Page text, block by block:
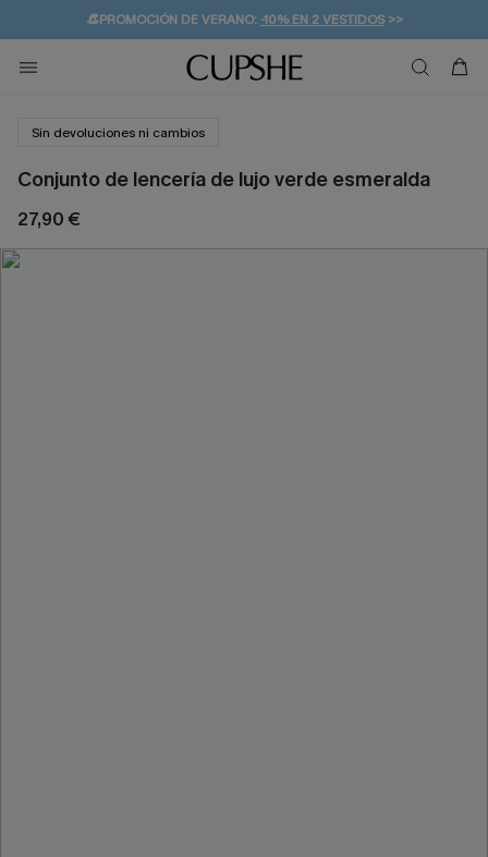
👒PROMOCIÓN DE VERANO:-10% EN 2 VESTIDOS>>
💌¡SUSCRIBIRSE & GANAR -10% EXTRA!
🚚ENVÍO GRATUITO A PARTIR DE 49 € >>
Sin devoluciones ni cambios
Conjunto de lencería de lujo verde esmeralda
27,90 €